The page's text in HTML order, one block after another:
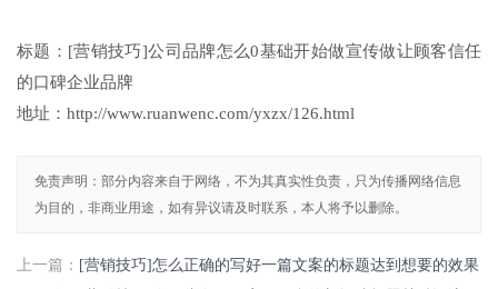
标题：[营销技巧]公司品牌怎么0基础开始做宣传做让顾客信任
的口碑企业品牌
地址：http://www.ruanwenc.com/yxzx/126.html
免责声明：部分内容来自于网络，不为其真实性负责，只为传播网络信息
为目的，非商业用途，如有异议请及时联系，本人将予以删除。
上一篇： [营销技巧]怎么正确的写好一篇文案的标题达到想要的效果